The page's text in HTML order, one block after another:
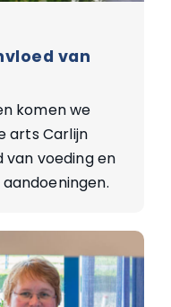
van
komen we
arts Carlijn
van voeding en